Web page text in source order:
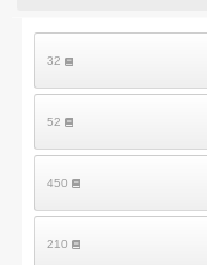
32
52
450
210